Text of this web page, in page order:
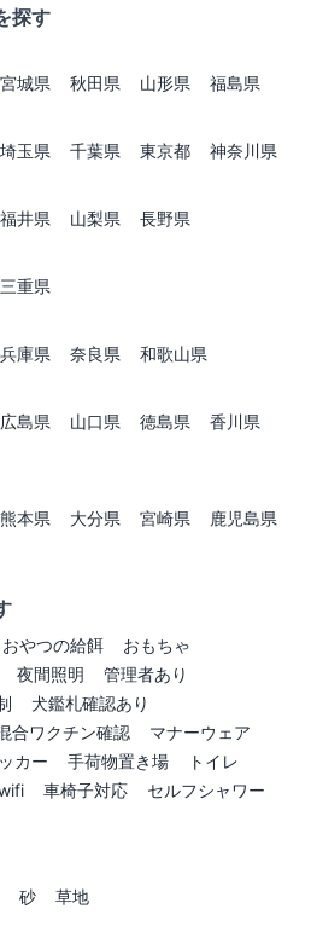
探す
宮城県 秋田県 山形県
福島県
埼玉県 千葉県 東京都
神奈川県
福井県 山梨県
長野県
三重県
兵庫県 奈良県
和歌山県
広島県 山口県 徳島県
香川県
熊本県 大分県 宮崎県
鹿児島県
おやつの給餌
おもちゃ
夜間照明
管理者あり
犬鑑札確認あり
合ワクチン確認
マナーウェア
カー 手荷物置き場
トイレ
車椅子対応
セルフシャワー
砂 草地